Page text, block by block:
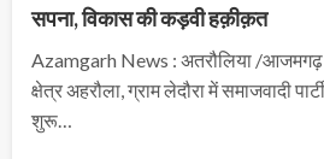
सपना, विकास की कड़वी हक़ीक़त
Azamgarh News : अतरौलिया /
क्षेत्र अहरौला, ग्राम लेदौरा में समाजवादी
शुरू…